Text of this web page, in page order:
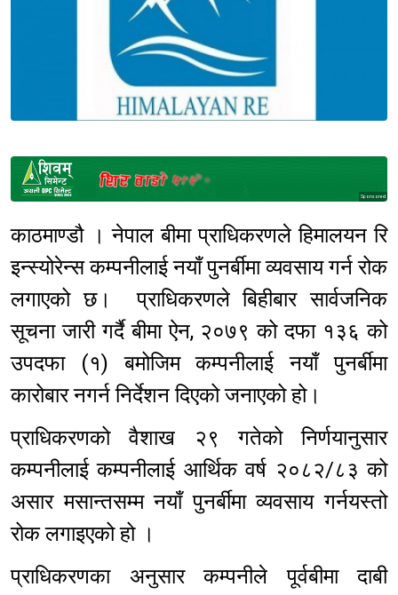
Sponsored
काठमाण्डौ । नेपाल बीमा प्राधिकरणले हिमालयन रि
इन्स्योरेन्स कम्पनीलाई नयाँ पुनर्बीमा व्यवसाय गर्न रोक
लगाएको छ। प्राधिकरणले बिहीबार सार्वजनिक
सूचना जारी गर्दै बीमा ऐन, २०७९ को दफा १३६ को
उपदफा (१) बमोजिम कम्पनीलाई नयाँ पुनर्बीमा
कारोबार नगर्न निर्देशन दिएको जनाएको हो।
प्राधिकरणको वैशाख २९ गतेको निर्णयानुसार
कम्पनीलाई कम्पनीलाई आर्थिक वर्ष २०८२/८३ को
असार मसान्तसम्म नयाँ पुनर्बीमा व्यवसाय गर्नयस्तो
रोक लगाइएको हो ।
प्राधिकरणका अनुसार कम्पनीले पूर्वबीमा दाबी